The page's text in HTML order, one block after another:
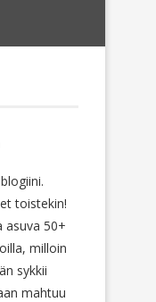
toistekin!
asuva 50+
milloin
sykkii
mahtuu